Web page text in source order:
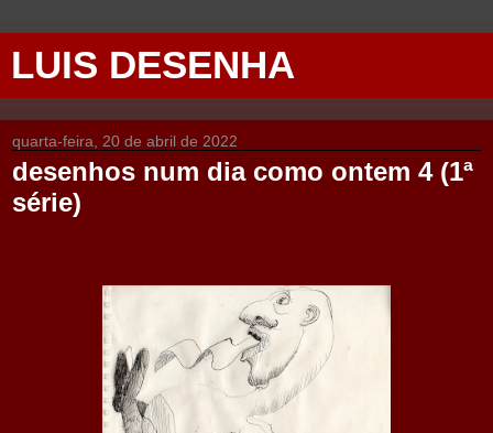
LUIS DESENHA
quarta-feira, 20 de abril de 2022
desenhos num dia como ontem 4 (1ª
série)